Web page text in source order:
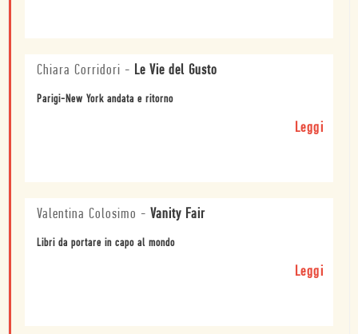
Chiara Corridori - Le Vie del Gusto
Parigi-New York andata e ritorno
Leggi
Valentina Colosimo - Vanity Fair
Libri da portare in capo al mondo
Leggi